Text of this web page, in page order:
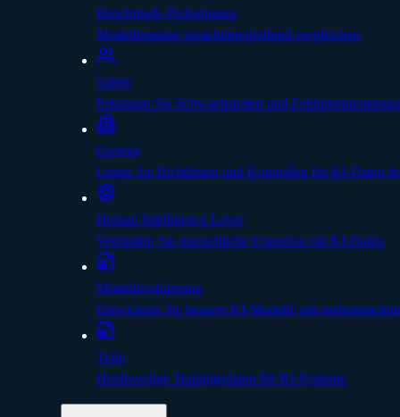
Benchmark-Performance
Modellleistung sprachübergreifend vergleichen
Safety
Erkennen Sie Schwachstellen und
Govern
Legen Sie Richtlinien und Kontrollen für KI-Daten
Human Intelligence Layer
Verbinden Sie menschliche Expertise mit KI-Daten
Modellevaluierung
Entwickeln Sie bessere KI-Modelle mit
Train
Hochwertige Trainingsdaten für KI-Systeme